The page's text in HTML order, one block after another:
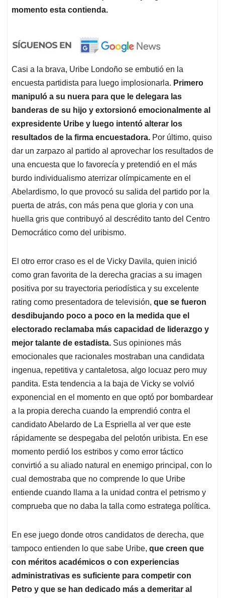
momento esta contienda.
Casi a la brava, Uribe Londoño se embutió en la
encuesta partidista para luego implosionarla. Primero
manipuló a su nuera para que le delegara las
banderas de su hijo y extorsionó emocionalmente al
expresidente Uribe y luego intentó alterar los
resultados de la firma encuestadora. Por último, quiso
dar un zarpazo al partido al aprovechar los resultados de
una encuesta que lo favorecía y pretendió en el más
burdo individualismo aterrizar olímpicamente en el
Abelardismo, lo que provocó su salida del partido por la
puerta de atrás, con más pena que gloria y con una
huella gris que contribuyó al descrédito tanto del Centro
Democrático como del uribismo.
El otro error craso es el de Vicky Davila, quien inició
como gran favorita de la derecha gracias a su imagen
positiva por su trayectoria periodística y su excelente
rating como presentadora de televisión, que se fueron
desdibujando poco a poco en la medida que el
electorado reclamaba más capacidad de liderazgo y
mejor talante de estadista. Sus opiniones más
emocionales que racionales mostraban una candidata
ingenua, repetitiva y cantaletosa, algo locuaz pero muy
pandita. Esta tendencia a la baja de Vicky se volvió
exponencial en el momento en que optó por bombardear
a la propia derecha cuando la emprendió contra el
candidato Abelardo de La Espriella al ver que este
rápidamente se despegaba del pelotón uribista. En ese
momento perdió los estribos y como error táctico
convirtió a su aliado natural en enemigo principal, con lo
cual demostraba que no comprende lo que Uribe
entiende cuando llama a la unidad contra el petrismo y
comprueba que no daba la talla como estratega política.
En ese juego donde otros candidatos de derecha, que
tampoco entienden lo que sabe Uribe, que creen que
con méritos académicos o con experiencias
administrativas es suficiente para competir con
Petro y que se han dedicado más a demeritar al